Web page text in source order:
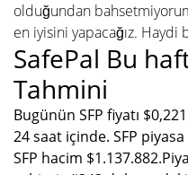
olduğundan
en iyisini yapacağız. Haydi
SafePal Bu
Tahmini
Bugünün SFP fiyatı
24 saat içinde. SFP
SFP hacim